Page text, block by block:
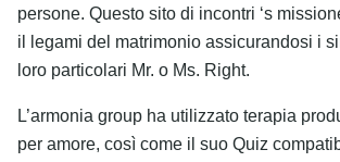
persone. Questo sito di incontri ‘s
il legami del matrimonio assicurandosi i
loro particolari Mr. o Ms. Right.
L’armonia group ha utilizzato terapia
per amore, così come il suo Quiz